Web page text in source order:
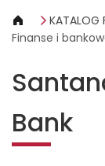
KATALOG
Finanse i
Bank